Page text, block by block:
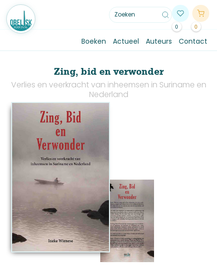
0 0
Boeken Actueel Auteurs Contact
Zing, bid en verwonder
Verlies en veerkracht van inheemsen in Suriname en
Nederland